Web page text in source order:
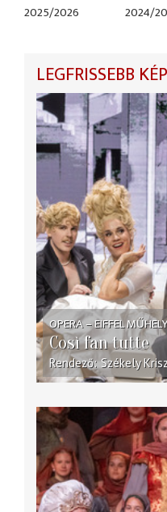
2025/2026 2024/
LEGFRISSEBB
OPERA – EIFFEL
Così fan tutte
Rendező Székely